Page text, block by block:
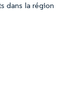
dans la région